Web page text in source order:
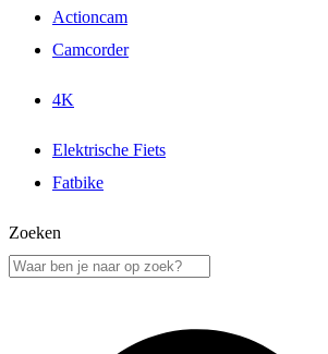
Actioncam
Camcorder
4K
Elektrische Fiets
Fatbike
Zoeken